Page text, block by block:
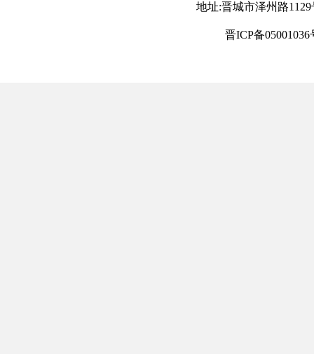
地址:晋城市泽州路1129
晋ICP备05001036